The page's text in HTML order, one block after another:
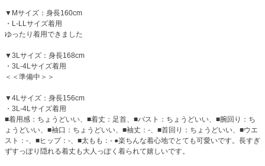
▼Mサイズ：身長160cm
・L-LLサイズ着用
ゆったり着用できました
▼3Lサイズ：身長168cm
・3L-4Lサイズ着用
＜＜準備中＞＞
▼4Lサイズ：身長156cm
・3L-4Lサイズ着用
■着用感：ちょうどいい、■着丈：足首、■バスト：ちょうどいい、■腕回り：ち
ょうどいい、■袖口：ちょうどいい、■袖丈：-、■首回り：ちょうどいい、■ウエ
スト：-、■ヒップ：-、■太もも：- ●楽ちんな着心地でとても可愛いです。長すぎ
ずすっぽり隠れる着丈も大人っぽく着られて嬉しいです。